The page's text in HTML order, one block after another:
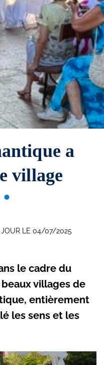
a
village
JOUR LE 04/07/2025
le cadre du
villages de
entièrement
les sens et les